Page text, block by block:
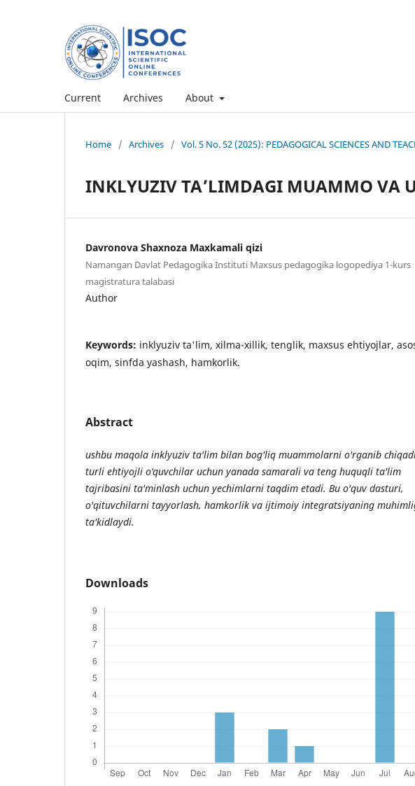
Current Archives About
Home / Archives / Vol. 5 No. 52 (2025): PEDAGOGICAL SCIENCES AND
INKLYUZIV TAʼLIMDAGI MUAMMO VA
Davronova Shaxnoza Maxkamali qizi
Namangan Davlat Pedagogika Instituti Maxsus pedagogika logopediya 1-kurs
magistratura talabasi
Author
Keywords: inklyuziv ta'lim, xilma-xillik, tenglik, maxsus ehtiyojlar,
oqim, sinfda yashash, hamkorlik.
Abstract
ushbu maqola inklyuziv ta'lim bilan bog'liq muammolarni o'rganib
turli ehtiyojli o‘quvchilar uchun yanada samarali va teng huquqli ta'lim
tajribasini ta'minlash uchun yechimlarni taqdim etadi. Bu o'quv dasturi,
o'qituvchilarni tayyorlash, hamkorlik va ijtimoiy integratsiyaning
ta'kidlaydi.
Downloads